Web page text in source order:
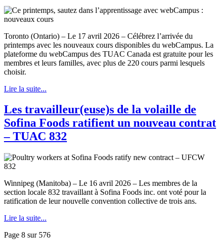
Toronto (Ontario) – Le 17 avril 2026 – Célébrez l’arrivée du
printemps avec les nouveaux cours disponibles du webCampus. La
plateforme du webCampus des TUAC Canada est gratuite pour les
membres et leurs familles, avec plus de 220 cours parmi lesquels
choisir.
Lire la suite...
Les travailleur(euse)s de la volaille de
Sofina Foods ratifient un nouveau contrat
– TUAC 832
Winnipeg (Manitoba) – Le 16 avril 2026 – Les membres de la
section locale 832 travaillant à Sofina Foods inc. ont voté pour la
ratification de leur nouvelle convention collective de trois ans.
Lire la suite...
Page 8 sur 576